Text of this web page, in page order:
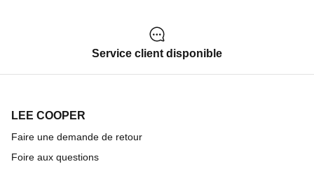
Service client disponible
LEE COOPER
Faire une demande de retour
Foire aux questions